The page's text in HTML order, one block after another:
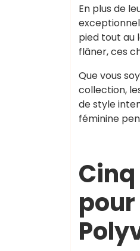
En plus de
pied tout au
flâner, ces
Que vous
collection,
de style
féminine